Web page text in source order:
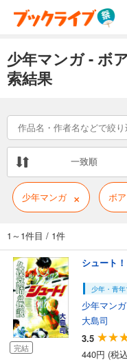
少年マンガ - ボ
索結果
一致順
少年マンガ × ボ
1～1件目 / 1件
完結
シュート
少年・青
少年マンガ
大島司
3.5
440円 (税